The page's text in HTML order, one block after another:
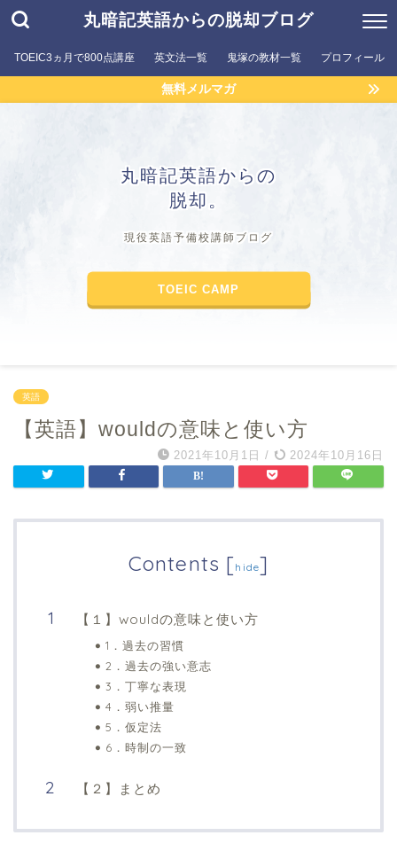
丸暗記英語からの脱却ブログ
TOEIC3ヵ月で800点講座 英文法一覧 鬼塚の教材一覧 プロフィール
無料メルマガ
丸暗記英語からの
脱却。
現役英語予備校講師ブログ
TOEIC CAMP
英語
【英語】wouldの意味と使い方
2021年10月1日 / 2024年10月16日
Contents [hide]
【１】wouldの意味と使い方
1．過去の習慣
2．過去の強い意志
3．丁寧な表現
4．弱い推量
5．仮定法
6．時制の一致
【２】まとめ